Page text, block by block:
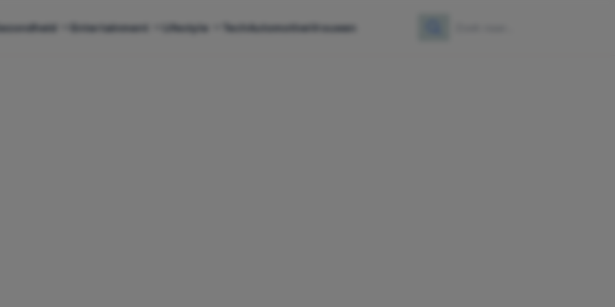
Entertainment Lifestyle TechAutomotiveVrouwen Zoeken